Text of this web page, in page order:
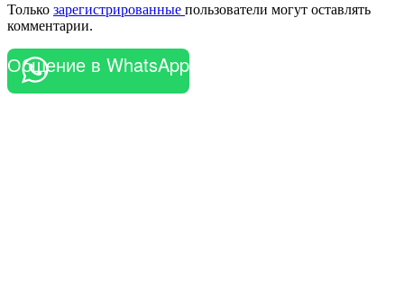
Только зарегистрированные пользователи могут оставлять
комментарии.
Общение в WhatsApp